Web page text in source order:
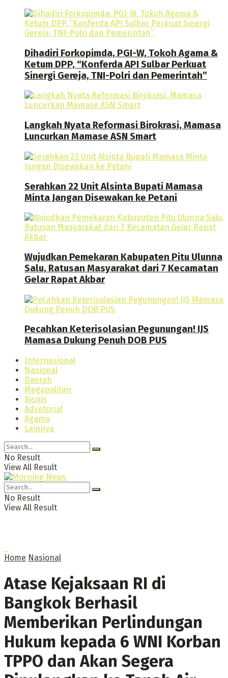
Dihadiri Forkopimda, PGI-W, Tokoh Agama &
Ketum DPP, “Konferda API Sulbar Perkuat
Sinergi Gereja, TNI-Polri dan Pemerintah”
Langkah Nyata Reformasi Birokrasi, Mamasa
Luncurkan Mamase ASN Smart
Serahkan 22 Unit Alsinta Bupati Mamasa
Minta Jangan Disewakan ke Petani
Wujudkan Pemekaran Kabupaten Pitu Ulunna
Salu, Ratusan Masyarakat dari 7 Kecamatan
Gelar Rapat Akbar
Pecahkan Keterisolasian Pegunungan! IJS
Mamasa Dukung Penuh DOB PUS
Internasional
Nasional
Daerah
Megapolitan
Bisnis
Advetorial
Agama
Lainnya
No Result
View All Result
No Result
View All Result
Home Nasional
Atase Kejaksaan RI di
Bangkok Berhasil
Memberikan Perlindungan
Hukum kepada 6 WNI Korban
TPPO dan Akan Segera